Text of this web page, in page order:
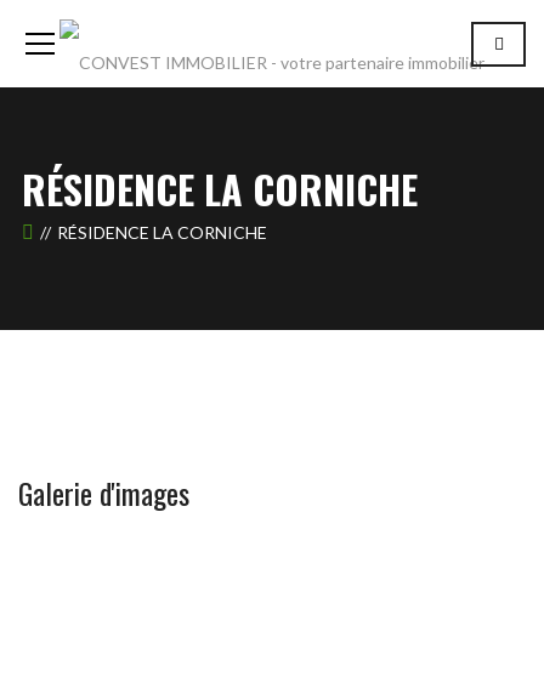
RÉSIDENCE LA CORNICHE
RÉSIDENCE LA CORNICHE
Galerie d'images